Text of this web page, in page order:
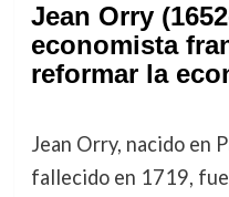
Jean Orry
economista
reformar la
Jean Orry, nacido en
fallecido en 1719,